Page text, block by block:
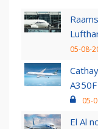
05-08-
05-
El Al